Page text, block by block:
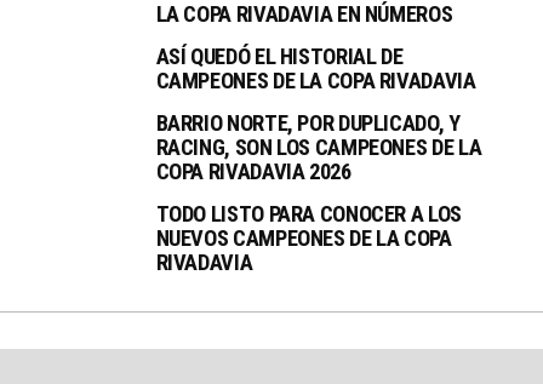
LA COPA RIVADAVIA EN NÚMEROS
ASÍ QUEDÓ EL HISTORIAL DE
CAMPEONES DE LA COPA RIVADAVIA
BARRIO NORTE, POR DUPLICADO, Y
RACING, SON LOS CAMPEONES DE LA
COPA RIVADAVIA 2026
TODO LISTO PARA CONOCER A LOS
NUEVOS CAMPEONES DE LA COPA
RIVADAVIA